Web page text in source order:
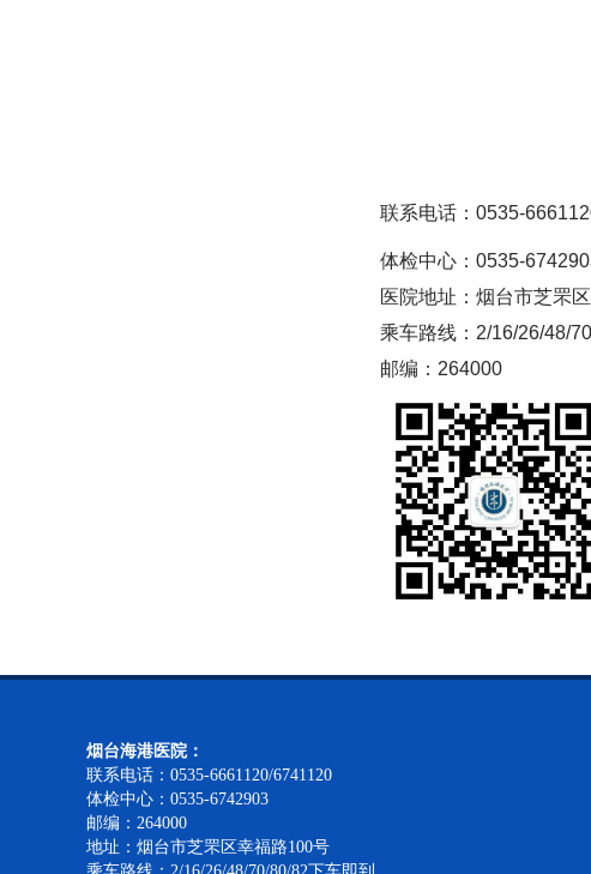
联系电话：0535-
体检中心：0535-
医院地址：烟台市芝罘
乘车路线：2/16/26/48/
邮编：264000
烟台海港医院：
联系电话：0535-6661120/6741120
体检中心：0535-6742903
邮编：264000
地址：烟台市芝罘区幸福路100号